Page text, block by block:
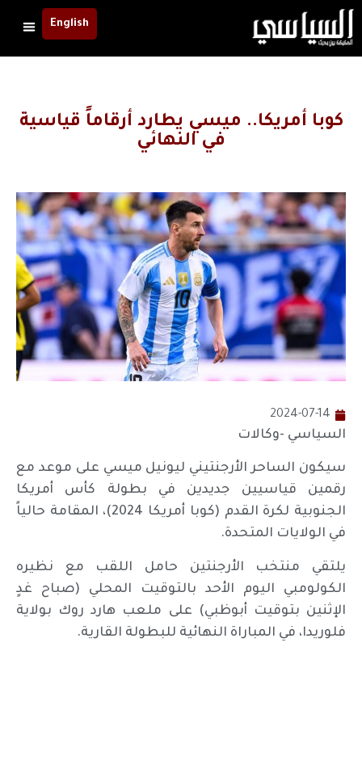
English
كوبا أمريكا.. ميسي يطارد أرقاماً قياسية
في النهائي
2024-07-14
السياسي -وكالات
سيكون الساحر الأرجنتيني ليونيل ميسي على موعد مع
رقمين قياسيين جديدين في بطولة كأس أمريكا
الجنوبية لكرة القدم (كوبا أمريكا 2024)، المقامة حالياً
في الولايات المتحدة.
يلتقي منتخب الأرجنتين حامل اللقب مع نظيره
الكولومبي اليوم الأحد بالتوقيت المحلي (صباح غدٍ
الإثنين بتوقيت أبوظبي) على ملعب هارد روك بولاية
فلوريدا، في المباراة النهائية للبطولة القارية.